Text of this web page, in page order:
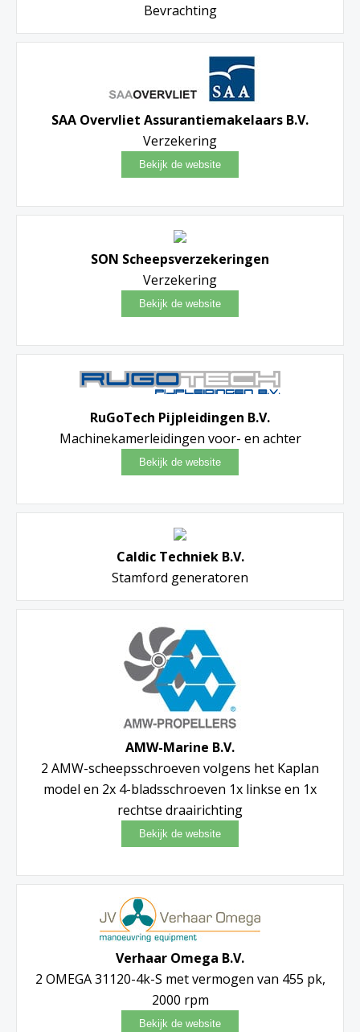
Bevrachting
SAA Overvliet Assurantiemakelaars B.V.
Verzekering
SON Scheepsverzekeringen
Verzekering
RuGoTech Pijpleidingen B.V.
Machinekamerleidingen voor- en achter
Caldic Techniek B.V.
Stamford generatoren
AMW-Marine B.V.
2 AMW-scheepsschroeven volgens het Kaplan
model en 2x 4-bladsschroeven 1x linkse en 1x
rechtse draairichting
Verhaar Omega B.V.
2 OMEGA 31120-4k-S met vermogen van 455 pk,
2000 rpm